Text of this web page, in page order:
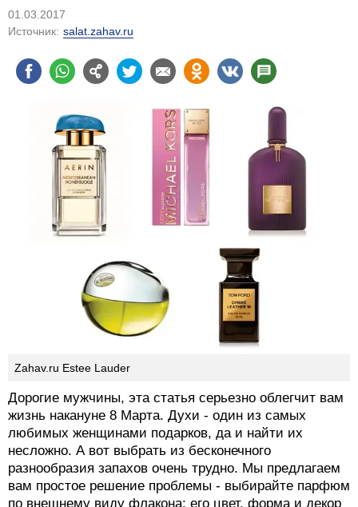
01.03.2017
Источник: salat.zahav.ru
Zahav.ru Estee Lauder
Дорогие мужчины, эта статья серьезно облегчит вам
жизнь накануне 8 Марта. Духи - один из самых
любимых женщинами подарков, да и найти их
несложно. А вот выбрать из бесконечного
разнообразия запахов очень трудно. Мы предлагаем
вам простое решение проблемы - выбирайте парфюм
по внешнему виду флакона: его цвет, форма и декор